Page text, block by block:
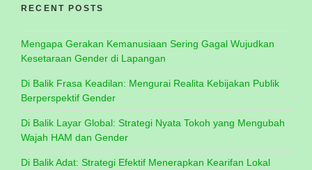
RECENT POSTS
Mengapa Gerakan Kemanusiaan Sering Gagal Wujudkan
Kesetaraan Gender di Lapangan
Di Balik Frasa Keadilan: Mengurai Realita Kebijakan Publik
Berperspektif Gender
Di Balik Layar Global: Strategi Nyata Tokoh yang Mengubah
Wajah HAM dan Gender
Di Balik Adat: Strategi Efektif Menerapkan Kearifan Lokal